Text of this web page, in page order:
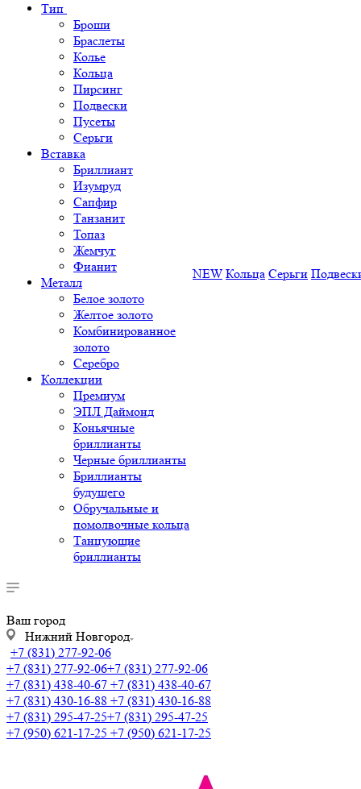
Тип
Броши
Браслеты
Колье
Кольца
Пирсинг
Подвески
Пусеты
Серьги
Вставка
Бриллиант
Изумруд
Сапфир
Танзанит
Топаз
Жемчуг
Фианит
Металл
Белое золото
Желтое золото
Комбинированное
золото
Серебро
Коллекции
Премиум
ЭПЛ Даймонд
Коньячные
бриллианты
Черные бриллианты
Бриллианты
будущего
Обручальные и
помолвочные кольца
Танцующие
бриллианты
NEW Кольца Серьги
Ваш город
Нижний Новгород
+7 (831) 277-92-06
+7 (831) 277-92-06+7 (831) 277-92-06
+7 (831) 438-40-67 +7 (831) 438-40-67
+7 (831) 430-16-88 +7 (831) 430-16-88
+7 (831) 295-47-25+7 (831) 295-47-25
+7 (950) 621-17-25 +7 (950) 621-17-25